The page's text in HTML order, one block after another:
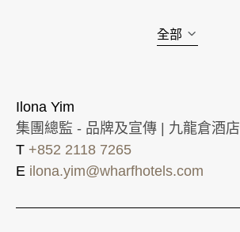
全部
Ilona Yim
集團總監 - 品牌及宣傳 | 九龍倉酒店
T +852 2118 7265
E ilona.yim@wharfhotels.com